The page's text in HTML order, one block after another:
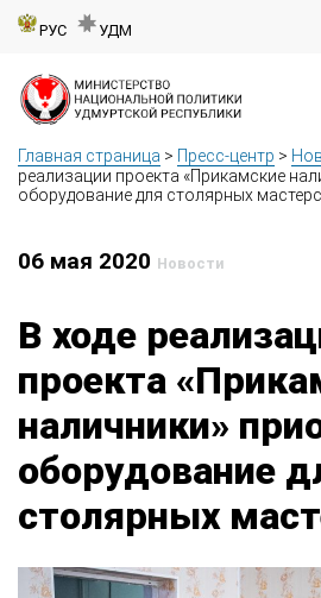
РУС УДМ
Главная страница > Пресс-центр >
реализации проекта «Прикамские
оборудование для столярных
06 мая 2020 Новости
В ходе
проекта
наличники»
оборудование
столярных